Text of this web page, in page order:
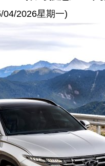
04/2026星期一)